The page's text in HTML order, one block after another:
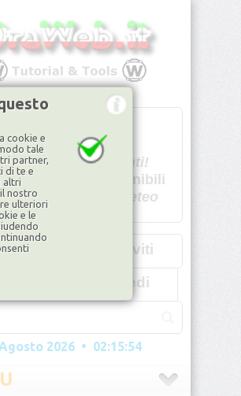
U - -
Spiacenti!
non disponibili
Dati meteo
Iscriviti
Accedi
2026 • 02:15:57
cookie e
tale
partner,
di te e
altri
nostro
ulteriori
e le